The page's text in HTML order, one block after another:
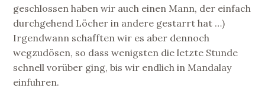
geschlossen haben wir auch einen Mann, der einfach
durchgehend Löcher in andere gestarrt hat …)
Irgendwann schafften wir es aber dennoch
wegzudösen, so dass wenigsten die letzte Stunde
schnell vorüber ging, bis wir endlich in Mandalay
einfuhren.